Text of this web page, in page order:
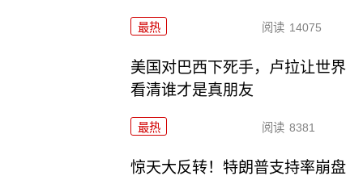
最热 阅读 14075
美国对巴西下死手，卢拉让世界
看清谁才是真朋友
最热 阅读 8381
惊天大反转！特朗普支持率崩盘